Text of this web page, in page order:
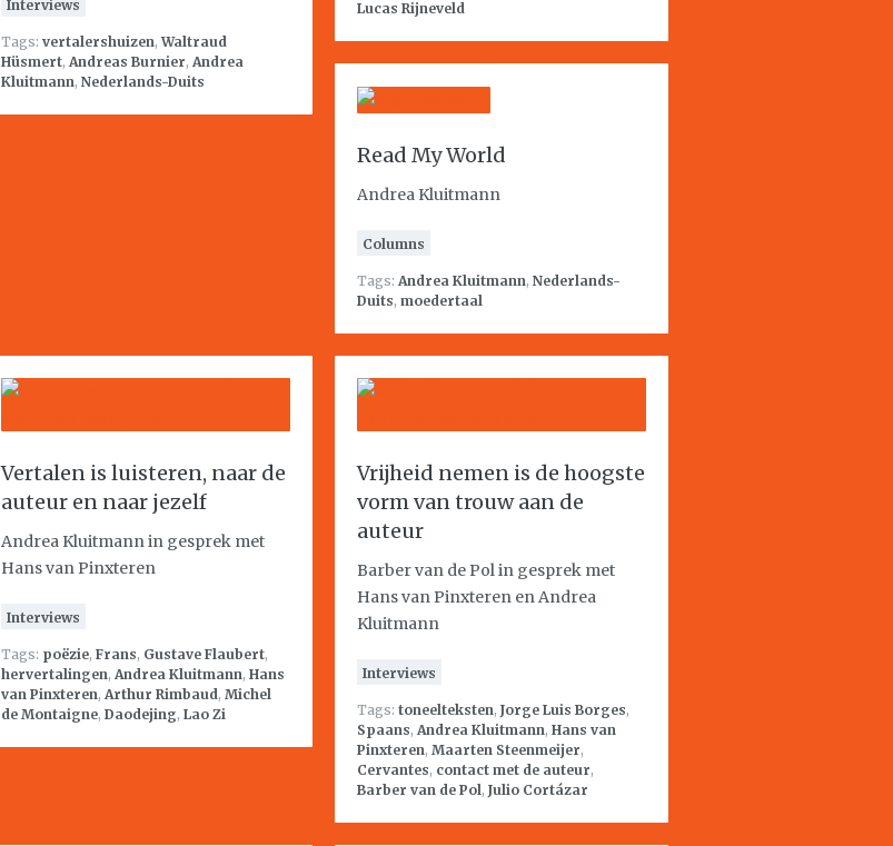
Interviews
Tags: vertalershuizen,Waltraud
Hüsmert, Andreas Burnier, Andrea
Kluitmann, Nederlands-Duits
Lucas Rijneveld
Read My World
Andrea Kluitmann
Columns
Tags: Andrea Kluitmann, Nederlands-
Duits, moedertaal
Vertalen is luisteren, naar de
auteur en naar jezelf
Andrea Kluitmann in gesprek met
Hans van Pinxteren
Interviews
Tags: poëzie, Frans, Gustave Flaubert,
hervertalingen, Andrea Kluitmann, Hans
van Pinxteren, Arthur Rimbaud, Michel
de Montaigne, Daodejing, Lao Zi
Vrijheid nemen is de hoogste
vorm van trouw aan de
auteur
Barber van de Pol in gesprek met
Hans van Pinxteren en Andrea
Kluitmann
Interviews
Tags: toneelteksten, Jorge Luis Borges,
Spaans, Andrea Kluitmann, Hans van
Pinxteren, Maarten Steenmeijer,
Cervantes, contact met de auteur,
Barber van de Pol, Julio Cortázar